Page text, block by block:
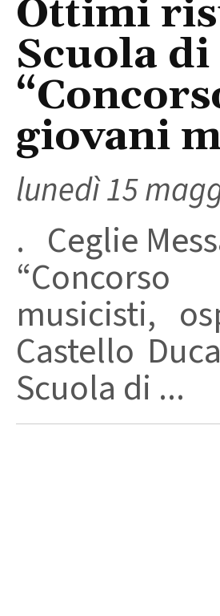
Ottimi
Scuola
giovani
lunedì 15
. Ceglie
musicisti,
Castello
Scuola di ...